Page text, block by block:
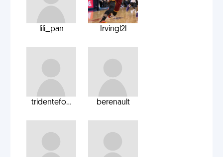
lili_pan Irvingl2l
tridentefo... berenault